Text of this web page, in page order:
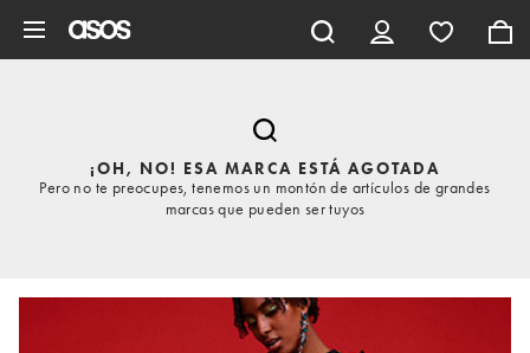
¡OH, NO! ESA MARCA ESTÁ AGOTADA
Pero no te preocupes, tenemos un montón de artículos de grandes
marcas que pueden ser tuyos